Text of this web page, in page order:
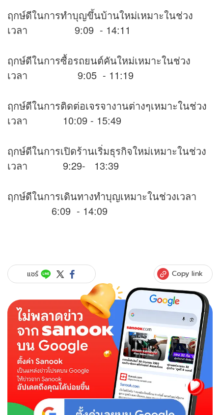
ฤกษ์ดีในการทำบุญขึ้นบ้านใหม่เหมาะในช่วง
เวลา 9:09 - 14:11
ฤกษ์ดีในการซื้อรถยนต์คันใหม่เหมาะในช่วง
เวลา 9:05 - 11:19
ฤกษ์ดีในการติดต่อเจรจางานต่างๆเหมาะในช่วง
เวลา 10:09 - 15:49
ฤกษ์ดีในการเปิดร้านเริ่มธุรกิจใหม่เหมาะในช่วง
เวลา 9:29- 13:39
ฤกษ์ดีในการเดินทางทำบุญเหมาะในช่วงเวลา
6:09 - 14:09
แชร์ Copy link